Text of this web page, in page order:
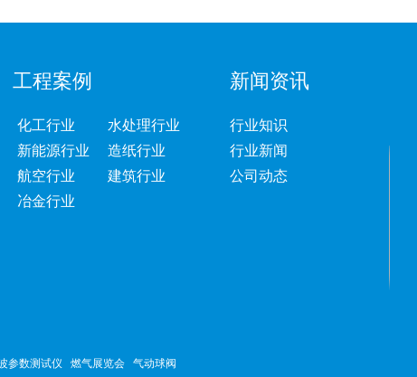
工程案例 新闻资讯
化工行业
水处理行业
新能源行业
造纸行业
航空行业
建筑行业
冶金行业
行业知识
行业新闻
公司动态
参数测试仪 燃气展览会 气动球阀